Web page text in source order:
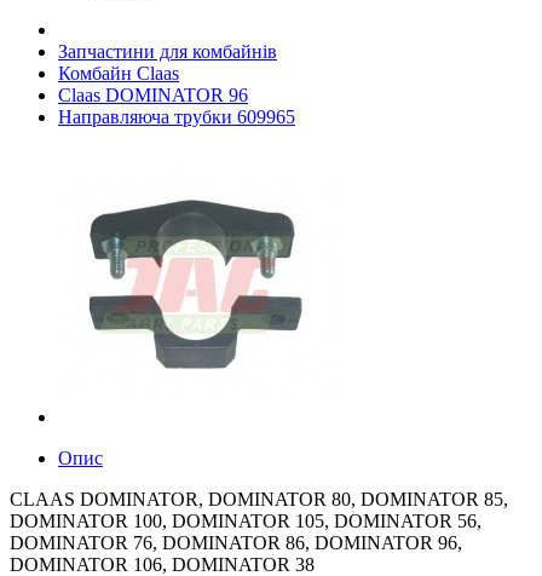
Запчастини для комбайнів
Комбайн Claas
Claas DOMINATOR 96
Направляюча трубки 609965
Опис
CLAAS DOMINATOR, DOMINATOR 80, DOMINATOR 85,
DOMINATOR 100, DOMINATOR 105, DOMINATOR 56,
DOMINATOR 76, DOMINATOR 86, DOMINATOR 96,
DOMINATOR 106, DOMINATOR 38